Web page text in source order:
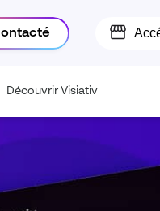
Découvrir Visiativ